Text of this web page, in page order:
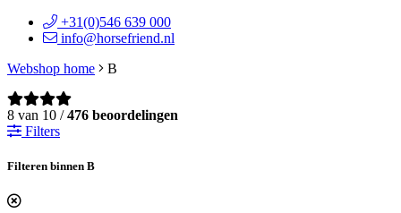
+31(0)546 639 000
info@horsefriend.nl
Webshop home
B
8 van 10 /476 beoordelingen
Filters
Filteren binnen B